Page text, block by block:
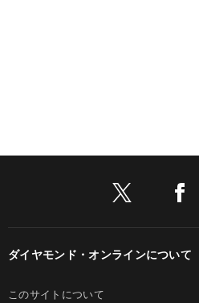
ダイヤモンド・オンラインについて
このサイトについて